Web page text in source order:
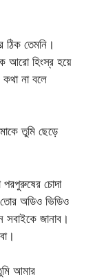
ঠিক তেমনি।
আরো হিংস্র হয়ে
না বলে
তুমি ছেড়ে
চোদা
তোর অডিও ভিডিও
জানাব।
আমার